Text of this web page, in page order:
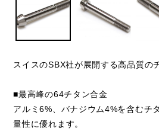
スイスのSBX社が展開する高品質の
■最高峰の64チタン合金
アルミ6%、バナジウム4%を含むチ
量性に優れます。